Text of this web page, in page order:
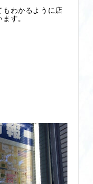
もわかるように店
す。